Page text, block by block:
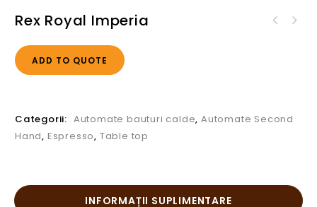
Rex Royal Imperia
ADD TO QUOTE
Categorii: Automate bauturi calde,Automate Second
Hand, Espresso, Table top
INFORMAȚII SUPLIMENTARE